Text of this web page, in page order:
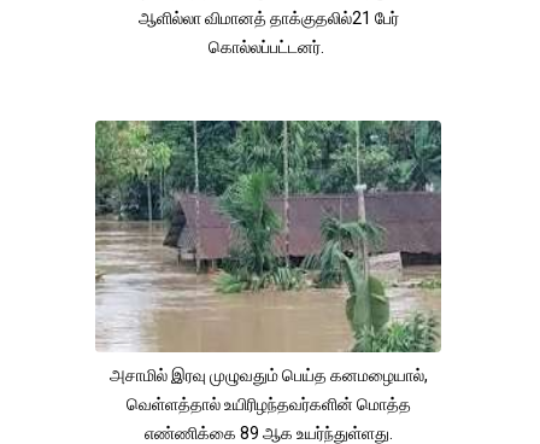
ஆளில்லா விமானத் தாக்குதலில்21 பேர்
கொல்லப்பட்டனர்.
அசாமில் இரவு முழுவதும் பெய்த கனமழையால்,
வெள்ளத்தால் உயிரிழந்தவர்களின் மொத்த
எண்ணிக்கை 89 ஆக உயர்ந்துள்ளது.